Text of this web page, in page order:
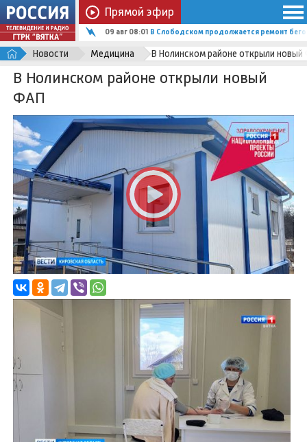
Прямой эфир
09 авг 08:01 В Слободском продолжается ремонт
Новости Медицина В Нолинском районе открыли
В Нолинском районе открыли новый
ФАП